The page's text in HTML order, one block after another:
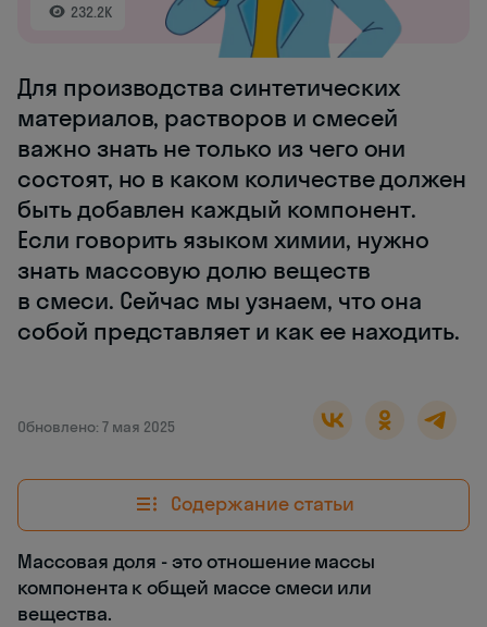
232.2K
Для производства синтетических
материалов, растворов и смесей
важно знать не только из чего они
состоят, но в каком количестве должен
быть добавлен каждый компонент.
Если говорить языком химии, нужно
знать массовую долю веществ
в смеси. Сейчас мы узнаем, что она
собой представляет и как ее находить.
Обновлено: 7 мая 2025
Содержание статьи
Массовая доля - это отношение массы
компонента к общей массе смеси или
вещества.